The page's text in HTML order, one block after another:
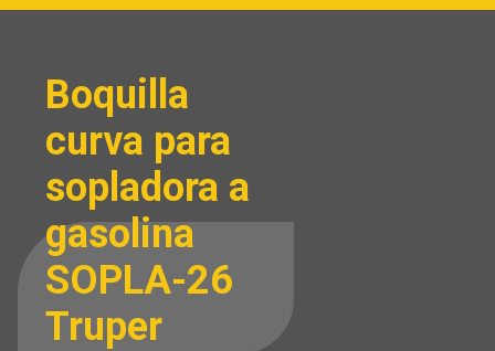
Boquilla
curva para
sopladora a
gasolina
SOPLA-26
Truper